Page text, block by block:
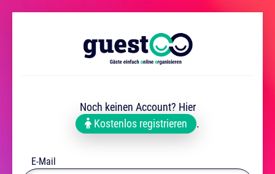
Noch keinen Account? Hier
Kostenlos registrieren
.
E-Mail